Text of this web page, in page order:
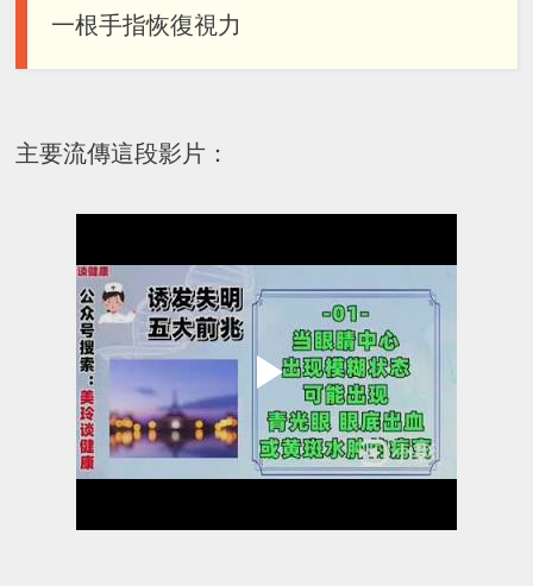
一根手指恢復視力
主要流傳這段影片：